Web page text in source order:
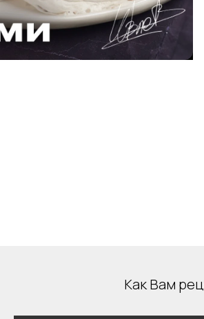
Как Вам